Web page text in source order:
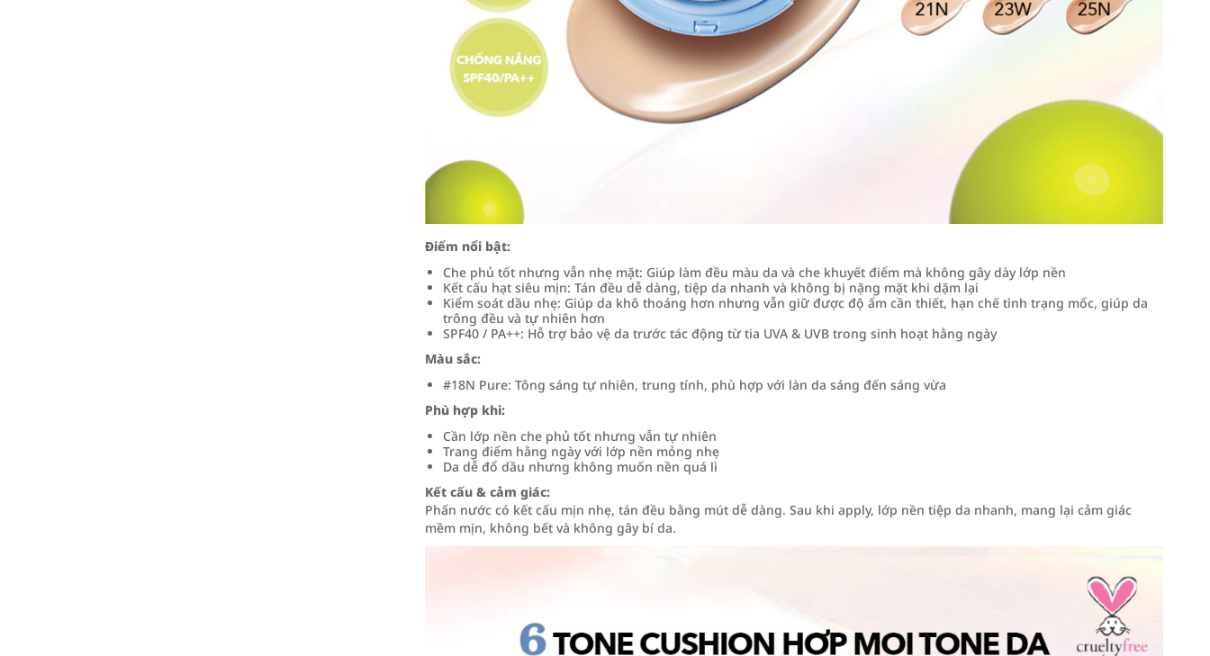
Điểm nổi bật:
Che phủ tốt nhưng vẫn nhẹ mặt: Giúp làm đều màu da và che khuyết điểm mà không gây dày lớp nền
Kết cấu hạt siêu mịn: Tán đều dễ dàng, tiệp da nhanh và không bị nặng mặt khi dặm lại
Kiểm soát dầu nhẹ: Giúp da khô thoáng hơn nhưng vẫn giữ được độ ẩm cần thiết, hạn chế tình trạng mốc, giúp da
trông đều và tự nhiên hơn
SPF40 / PA++: Hỗ trợ bảo vệ da trước tác động từ tia UVA & UVB trong sinh hoạt hằng ngày
Màu sắc:
#18N Pure: Tông sáng tự nhiên, trung tính, phù hợp với làn da sáng đến sáng vừa
Phù hợp khi:
Cần lớp nền che phủ tốt nhưng vẫn tự nhiên
Trang điểm hằng ngày với lớp nền mỏng nhẹ
Da dễ đổ dầu nhưng không muốn nền quá lì
Kết cấu & cảm giác:
Phấn nước có kết cấu mịn nhẹ, tán đều bằng mút dễ dàng. Sau khi apply, lớp nền tiệp da nhanh, mang lại cảm giác
mềm mịn, không bết và không gây bí da.